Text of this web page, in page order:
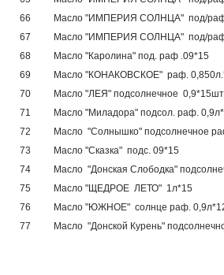
66
Масло "ИМПЕРИЯ СОЛНЦА" под/раф
67
Масло "ИМПЕРИЯ СОЛНЦА" под/раф
68
Масло "Каролина" под. раф .09*15
69
Масло "КОНАКОВСКОЕ" раф.
70
Масло "ЛЕЯ" подсолнечное 0,9*15шт
71
Масло "Миладора" подсол. раф.
72
Масло "Солнышко" подсолнечное
73
Масло "Сказка" подс. 09*15
74
Масло "Донская Слободка"
75
Масло "ЩЕДРОЕ ЛЕТО" 1л*15
76
Масло "ЮЖНОЕ" солнце раф.
77
Масло "Донской Курень"